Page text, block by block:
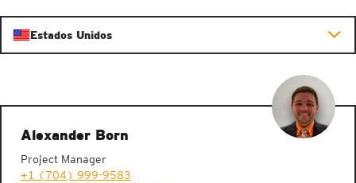
Estados Unidos
Alexander Born
Project Manager
+1 (704) 999-9583